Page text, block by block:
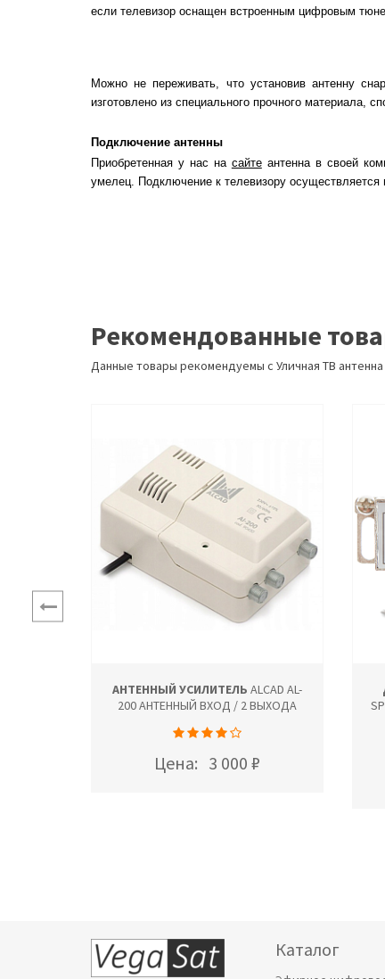
если телевизор оснащен встроенным цифровым
Можно не переживать, что установив антенну
изготовлено из специального прочного материала,
Подключение антенны
Приобретенная у нас на сайтеантенна в своей
умелец. Подключение к телевизору осуществляется
Рекомендованные
Данные товары рекомендуемы с Уличная ТВ антенна
АНТЕННЫЙ УСИЛИТЕЛЬ ALCAD AL-
200 АНТЕННЫЙ ВХОД / 2 ВЫХОДА
Цена: 3 000 ₽
Каталог